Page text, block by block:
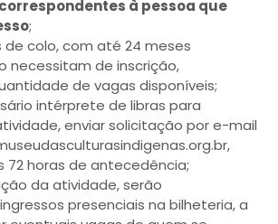
à pessoa que
;
de colo, com até 24 meses
necessitam de inscrição,
de vagas disponíveis;
intérprete de libras para
enviar solicitação por e-mail
72 horas de antecedência;
da atividade, serão
presenciais na bilheteria, a